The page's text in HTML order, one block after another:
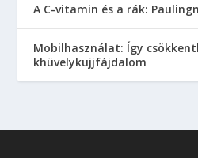
A C-vitamin és a rák:
Mobilhasználat: Így
khüvelykujjfájdalom